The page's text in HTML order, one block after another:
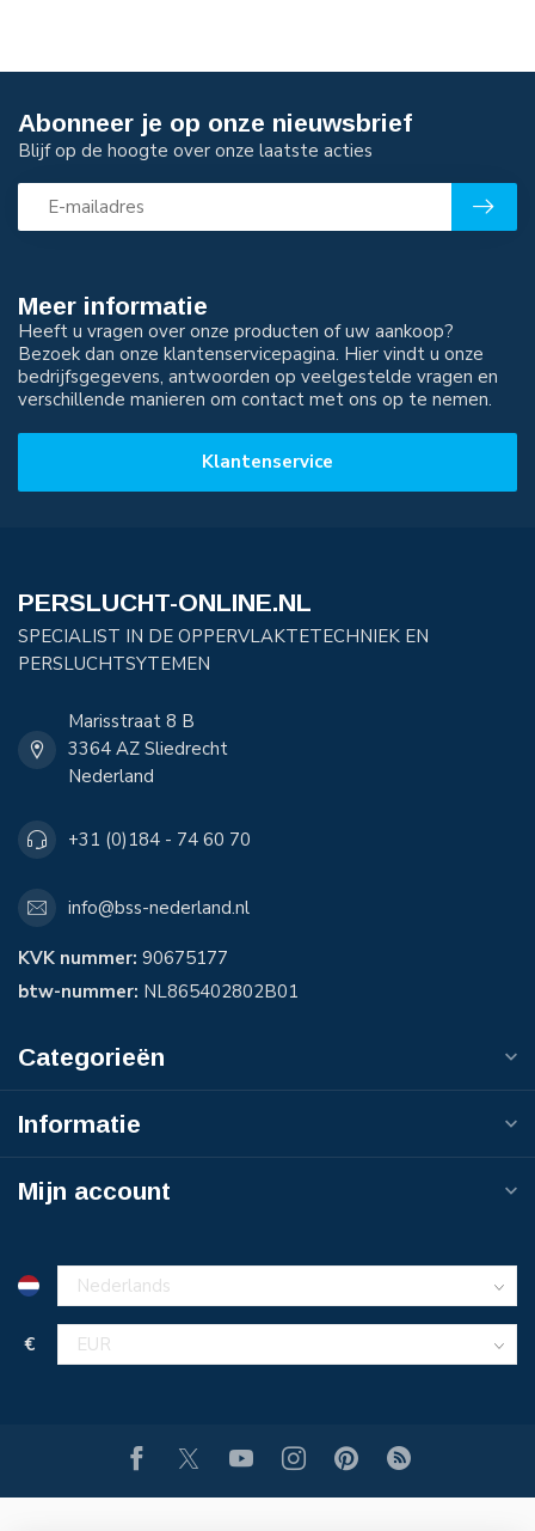
Meer informatie
Heeft u vragen over onze producten of uw aankoop?
Bezoek dan onze klantenservicepagina. Hier vindt u onze
bedrijfsgegevens, antwoorden op veelgestelde vragen en
verschillende manieren om contact met ons op te nemen.
Klantenservice
Abonneer je op onze nieuwsbrief
Blijf op de hoogte over onze laatste acties
PERSLUCHT-ONLINE.NL
SPECIALIST IN DE OPPERVLAKTETECHNIEK EN
PERSLUCHTSYTEMEN
Marisstraat 8 B
3364 AZ Sliedrecht
Nederland
+31 (0)184 - 74 60 70
info@bss-nederland.nl
KVK nummer: 90675177
btw-nummer: NL865402802B01
Categorieën
Informatie
Mijn account
€